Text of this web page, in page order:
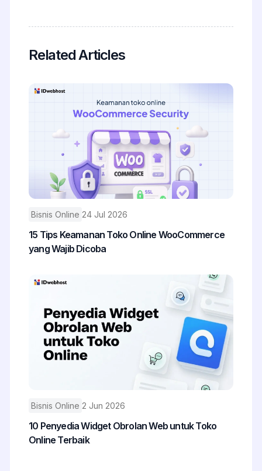
Related Articles
Bisnis Online 24 Jul 2026
15 Tips Keamanan Toko Online WooCommerce
yang Wajib Dicoba
Bisnis Online 2 Jun 2026
10 Penyedia Widget Obrolan Web untuk Toko
Online Terbaik